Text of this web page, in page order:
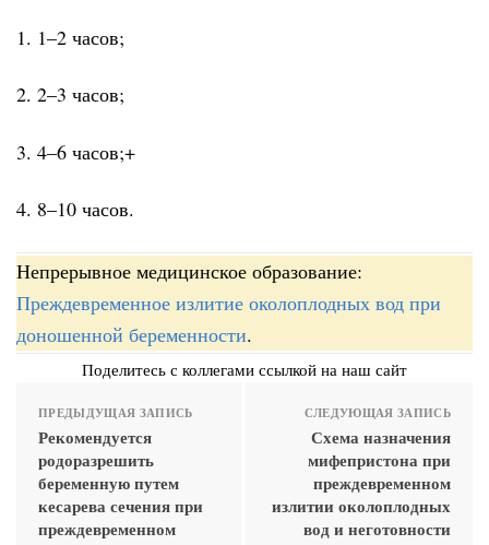
1. 1–2 часов;
2. 2–3 часов;
3. 4–6 часов;+
4. 8–10 часов.
Непрерывное медицинское образование:
Преждевременное излитие околоплодных вод при
доношенной беременности.
Поделитесь с коллегами ссылкой на наш сайт
ПРЕДЫДУЩАЯ ЗАПИСЬ
Рекомендуется
родоразрешить
беременную путем
кесарева сечения при
преждевременном
СЛЕДУЮЩАЯ ЗАПИСЬ
Схема назначения
мифепристона при
преждевременном
излитии околоплодных
вод и неготовности